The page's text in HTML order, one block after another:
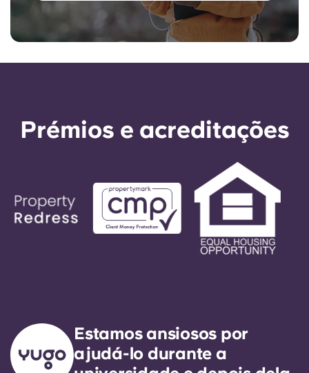
Prémios e acreditações
Estamos ansiosos por
ajudá-lo durante a